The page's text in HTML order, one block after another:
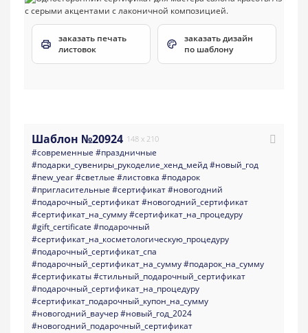
заказать печать
листовок
заказать дизайн
по шаблону
Шаблон №20924 148 x 210
#современные #праздничные
#подарки_сувениры_рукоделие_хенд_мейд#новый_год
#new_year#светлые #листовка #подарок
#пригласительные #сертификат#новогодний
#подарочный_сертификат#новогодний_сертификат
#сертификат_на_сумму#сертификат_на_процедуру
#gift_certificate #подарочный
#сертификат_на_косметологическую_процедуру
#подарочный_сертификат_спа
#подарочный_сертификат_на_сумму#подарок_на_сумму
#сертификаты#стильный_подарочный_сертификат
#подарочный_сертификат_на_процедуру
#сертификат_подарочный_купон_на_сумму
#новогодний_ваучер#новый_год_2024
#новогодний_подарочный_сертификат